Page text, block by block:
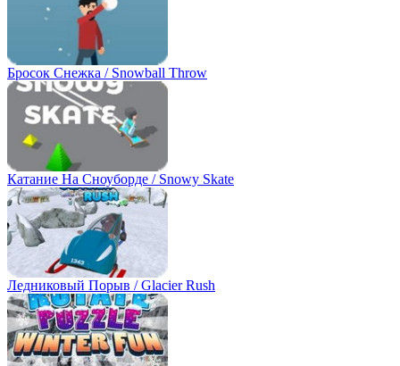
Бросок Снежка / Snowball Throw
Катание На Сноуборде / Snowy Skate
Ледниковый Порыв / Glacier Rush